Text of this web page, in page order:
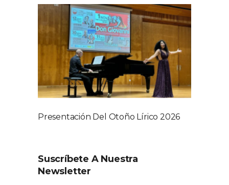
Presentación Del Otoño Lírico 2026
Suscríbete A Nuestra
Newsletter